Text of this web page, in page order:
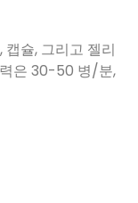
은 30-50 병/분,